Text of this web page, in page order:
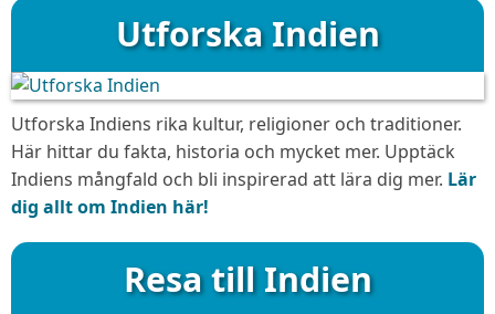
Utforska Indien
Utforska Indiens rika kultur, religioner och traditioner.
Här hittar du fakta, historia och mycket mer. Upptäck
Indiens mångfald och bli inspirerad att lära dig mer. Lär
dig allt om Indien här!
Resa till Indien